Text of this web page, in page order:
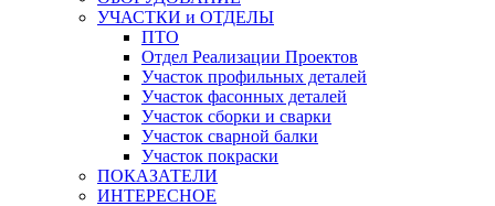
УЧАСТКИ и ОТДЕЛЫ
ПТО
Отдел Реализации Проектов
Участок профильных деталей
Участок фасонных деталей
Участок сборки и сварки
Участок сварной балки
Участок покраски
ПОКАЗАТЕЛИ
ИНТЕРЕСНОЕ